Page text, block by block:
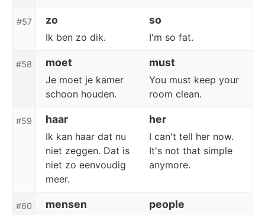
#57 zo so
Ik ben zo dik. I'm so fat.
#58 moet must
Je moet je kamer
schoon houden.
You must keep your
room clean.
#59 haar her
Ik kan haar dat nu
niet zeggen. Dat is
niet zo eenvoudig
meer.
I can't tell her now.
It's not that simple
anymore.
#60 mensen people